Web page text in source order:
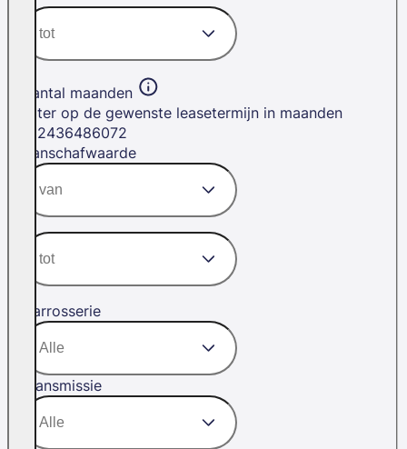
Aantal maanden
Filter op de gewenste leasetermijn in maanden
2436486072
Aanschafwaarde
Carrosserie
Transmissie